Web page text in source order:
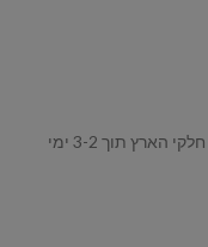
3. במשלוחים באמצעות דואר שליחים החברה מתחייבת לארוז ולהוציא למשלוח את ההזמנות תוך שני ימי עסקים ליעד המבוקש. ההזמנות ישלחו באמצעות דואר שליחים של דואר ישראל אשר מספקת לרוב חלקי הארץ תוך 3-2 ימי